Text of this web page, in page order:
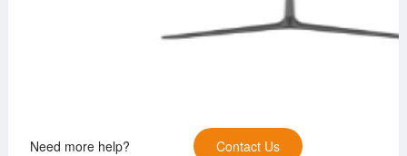
Need more help? Contact Us